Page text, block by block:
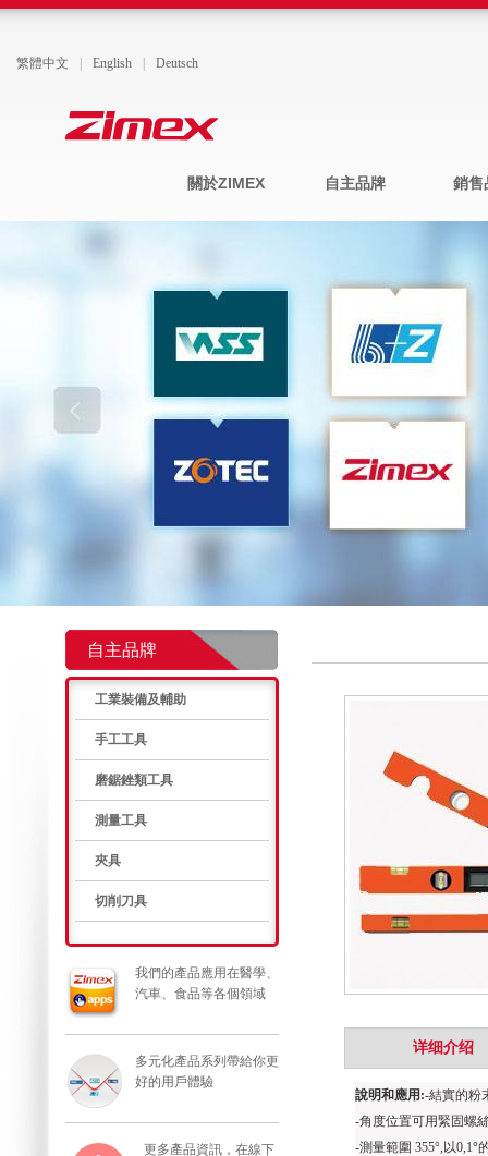
繁體中文 English Deutsch
關於ZIMEX 自主品牌 銷售
自主品牌
工業裝備及輔助
手工工具
磨鋸銼類工具
測量工具
夾具
切削刀具
我們的產品應用在醫學、
汽車、食品等各個領域
多元化產品系列帶給你更
好的用戶體驗
更多產品資訊，在線下
详细介绍
說明和應用 :-結實的粉
-角度位置可用緊固螺
-測量範圍 355°, 以0,1°